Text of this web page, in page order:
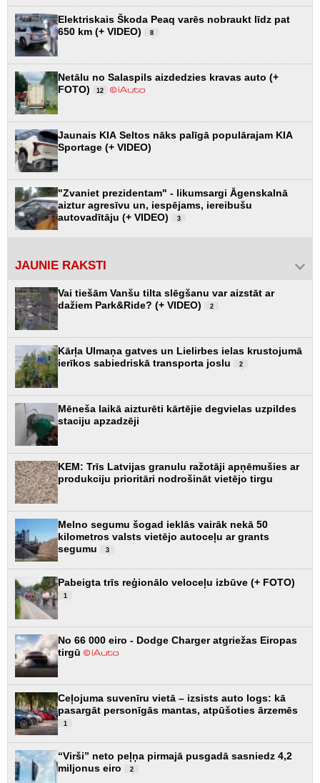
Elektriskais Škoda Peaq varēs nobraukt līdz pat
650 km (+ VIDEO)
8
Netālu no Salaspils aizdedzies kravas auto (+
FOTO)
12
Jaunais KIA Seltos nāks palīgā populārajam KIA
Sportage (+ VIDEO)
"Zvaniet prezidentam" - likumsargi Āgenskalnā
aiztur agresīvu un, iespējams, iereibušu
autovadītāju (+ VIDEO)
3
JAUNIE RAKSTI
Vai tiešām Vanšu tilta slēgšanu var aizstāt ar
dažiem Park&Ride? (+ VIDEO)
2
Kārļa Ulmaņa gatves un Lielirbes ielas krustojumā
ierīkos sabiedriskā transporta joslu
2
Mēneša laikā aizturēti kārtējie degvielas uzpildes
staciju apzadzēji
KEM: Trīs Latvijas granulu ražotāji apņēmušies ar
produkciju prioritāri nodrošināt vietējo tirgu
Melno segumu šogad ieklās vairāk nekā 50
kilometros valsts vietējo autoceļu ar grants
segumu
3
Pabeigta trīs reģionālo veloceļu izbūve (+ FOTO)
1
No 66 000 eiro - Dodge Charger atgriežas Eiropas
tirgū
Ceļojuma suvenīru vietā – izsists auto logs: kā
pasargāt personīgās mantas, atpūšoties ārzemēs
1
“Virši” neto peļņa pirmajā pusgadā sasniedz 4,2
miljonus eiro
2